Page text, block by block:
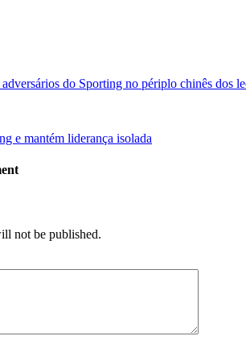
do Sporting no périplo chinês dos
e mantém liderança isolada
not be published.